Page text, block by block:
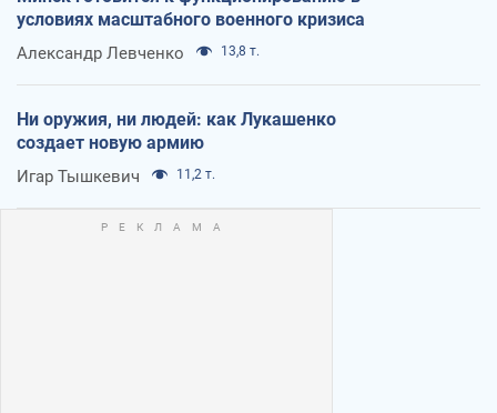
условиях масштабного военного кризиса
Александр Левченко 13,8 т.
Ни оружия, ни людей: как Лукашенко
создает новую армию
Игар Тышкевич 11,2 т.